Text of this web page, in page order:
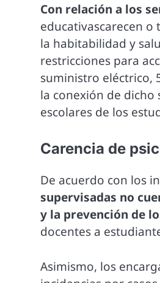
Con relación a los
educativascarecen
la habitabilidad y
restricciones para
suministro eléctrico,
la conexión de
escolares de los
Carencia de
De acuerdo con los
supervisadas no
y la prevención de
docentes a
Asimismo, los